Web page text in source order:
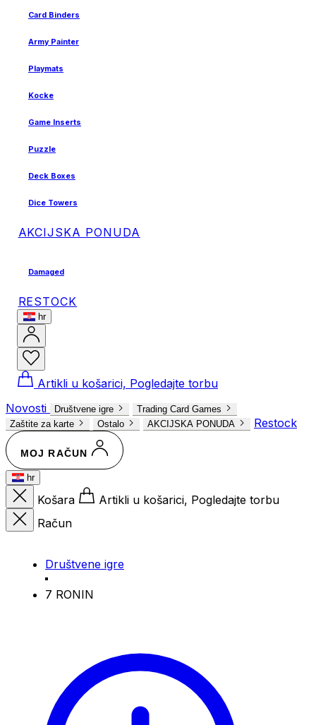
Card Binders
Army Painter
Playmats
Kocke
Game Inserts
Puzzle
Deck Boxes
Dice Towers
AKCIJSKA PONUDA
Damaged
RESTOCK
hr
Artikli u košarici, Pogledajte torbu
Novosti
Društvene igre
Trading Card Games
Zaštite za karte
Ostalo AKCIJSKA PONUDA Restock
MOJ RAČUN
hr
Košara
Artikli u košarici, Pogledajte torbu
Račun
Društvene igre
7 RONIN